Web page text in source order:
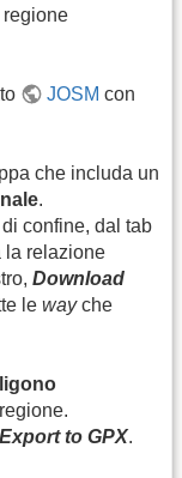
regione
JOSM con
che includa un
.
confine, dal tab
la relazione
Download
le wayche
Export to GPX.